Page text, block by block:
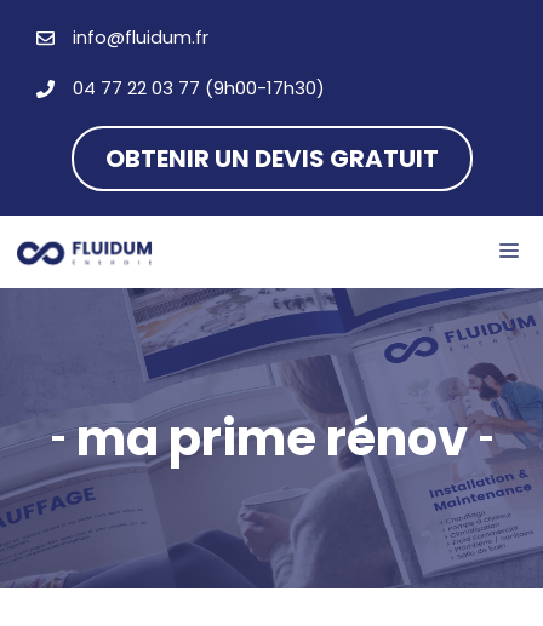
contenu
info@fluidum.fr
04 77 22 03 77 (9h00-17h30)
OBTENIR UN DEVIS GRATUIT
ma prime rénov